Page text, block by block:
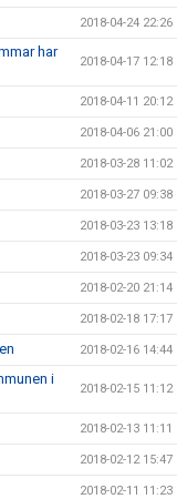
2018-04-24 22:26
har
2018-04-17 12:18
2018-04-11 20:12
2018-04-06 21:00
2018-03-28 11:02
2018-03-27 09:38
2018-03-23 13:18
2018-03-23 09:34
2018-02-20 21:14
2018-02-18 17:17
2018-02-16 14:44
i
2018-02-15 11:12
2018-02-13 11:11
2018-02-12 15:47
2018-02-11 11:23